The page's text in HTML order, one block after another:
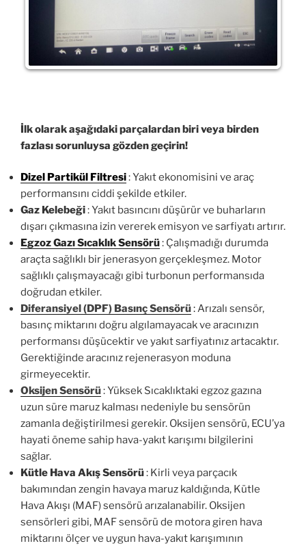
İlk olarak aşağıdaki parçalardan biri veya birden
fazlası sorunluysa gözden geçirin!
Dizel Partikül Filtresi: Yakıt ekonomisini ve araç
performansını ciddi şekilde etkiler.
Gaz Kelebeği: Yakıt basıncını düşürür ve buharların
dışarı çıkmasına izin vererek emisyon ve sarfiyatı artırır.
Egzoz Gazı Sıcaklık Sensörü: Çalışmadığı durumda
araçta sağlıklı bir jenerasyon gerçekleşmez. Motor
sağlıklı çalışmayacağı gibi turbonun performansıda
doğrudan etkiler.
Diferansiyel (DPF) Basınç Sensörü:Arızalı sensör,
basınç miktarını doğru algılamayacak ve aracınızın
performansı düşücektir ve yakıt sarfiyatınız artacaktır.
Gerektiğinde aracınız rejenerasyon moduna
girmeyecektir.
Oksijen Sensörü: Yüksek Sıcaklıktaki egzoz gazına
uzun süre maruz kalması nedeniyle bu sensörün
zamanla değiştirilmesi gerekir. Oksijen sensörü, ECU’ya
hayati öneme sahip hava-yakıt karışımı bilgilerini
sağlar.
Kütle Hava Akış Sensörü: Kirli veya parçacık
bakımından zengin havaya maruz kaldığında, Kütle
Hava Akışı (MAF) sensörü arızalanabilir. Oksijen
sensörleri gibi, MAF sensörü de motora giren hava
miktarını ölçer ve uygun hava-yakıt karışımının